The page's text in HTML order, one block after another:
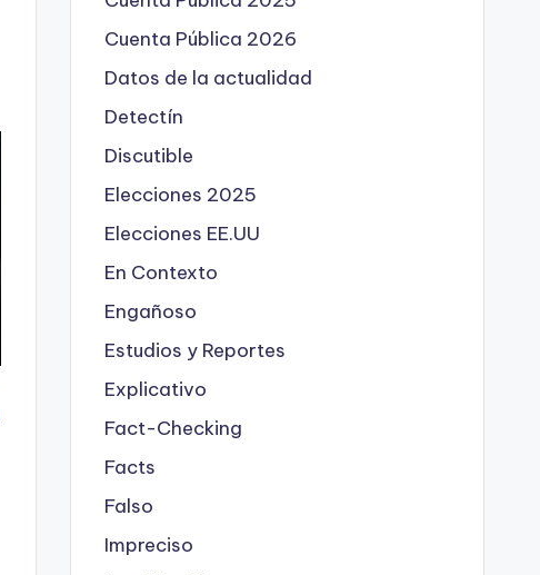
Cuenta Pública 2026
Datos de la actualidad
Detectín
Discutible
Elecciones 2025
Elecciones EE.UU
En Contexto
Engañoso
Estudios y Reportes
Explicativo
Fact-Checking
Facts
Falso
Impreciso